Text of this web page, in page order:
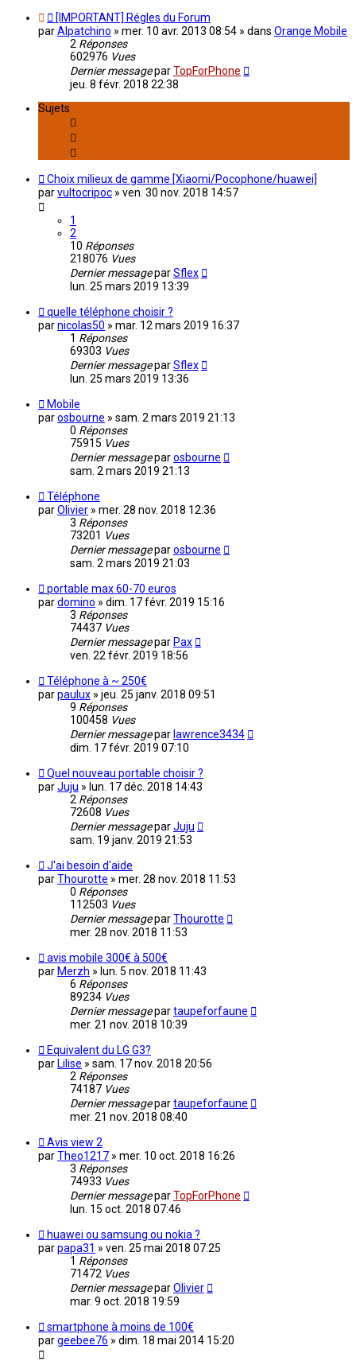
[IMPORTANT] Régles du Forum
parAlpatchino » mer. 10 avr. 2013 08:54 » dans Orange Mobile
2 Réponses
602976 Vues
Dernier messageparTopForPhone
jeu. 8 févr. 2018 22:38
Sujets
Choix milieux de gamme [Xiaomi/Pocophone/huawei]
parvultocripoc » ven. 30 nov. 2018 14:57
1
2
10 Réponses
218076 Vues
Dernier messageparSflex
lun. 25 mars 2019 13:39
quelle téléphone choisir ?
parnicolas50 » mar. 12 mars 2019 16:37
1 Réponses
69303 Vues
Dernier messageparSflex
lun. 25 mars 2019 13:36
Mobile
parosbourne » sam. 2 mars 2019 21:13
0 Réponses
75915 Vues
Dernier messageparosbourne
sam. 2 mars 2019 21:13
Téléphone
parOlivier » mer. 28 nov. 2018 12:36
3 Réponses
73201 Vues
Dernier messageparosbourne
sam. 2 mars 2019 21:03
portable max 60-70 euros
pardomino » dim. 17 févr. 2019 15:16
3 Réponses
74437 Vues
Dernier messagepar Pax
ven. 22 févr. 2019 18:56
Téléphone à ~ 250€
parpaulux » jeu. 25 janv. 2018 09:51
9 Réponses
100458 Vues
Dernier messagepar lawrence3434
dim. 17 févr. 2019 07:10
Quel nouveau portable choisir ?
parJuju » lun. 17 déc. 2018 14:43
2 Réponses
72608 Vues
Dernier messageparJuju
sam. 19 janv. 2019 21:53
J'ai besoin d'aide
parThourotte » mer. 28 nov. 2018 11:53
0 Réponses
112503 Vues
Dernier messageparThourotte
mer. 28 nov. 2018 11:53
avis mobile 300€ à 500€
par Merzh » lun. 5 nov. 2018 11:43
6 Réponses
89234 Vues
Dernier messagepartaupeforfaune
mer. 21 nov. 2018 10:39
Equivalent du LG G3?
par Lilise » sam. 17 nov. 2018 20:56
2 Réponses
74187 Vues
Dernier messagepartaupeforfaune
mer. 21 nov. 2018 08:40
Avis view 2
parTheo1217 » mer. 10 oct. 2018 16:26
3 Réponses
74933 Vues
Dernier messageparTopForPhone
lun. 15 oct. 2018 07:46
huawei ou samsung ou nokia ?
parpapa31 » ven. 25 mai 2018 07:25
1 Réponses
71472 Vues
Dernier messageparOlivier
mar. 9 oct. 2018 19:59
smartphone à moins de 100€
pargeebee76 » dim. 18 mai 2014 15:20